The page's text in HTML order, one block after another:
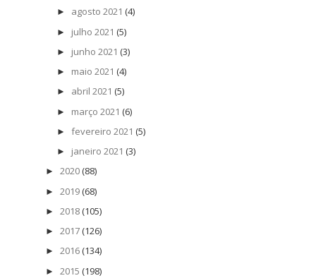
► agosto 2021 (4)
► julho 2021 (5)
► junho 2021 (3)
► maio 2021 (4)
► abril 2021 (5)
► março 2021 (6)
► fevereiro 2021 (5)
► janeiro 2021 (3)
► 2020 (88)
► 2019 (68)
► 2018 (105)
► 2017 (126)
► 2016 (134)
► 2015 (198)